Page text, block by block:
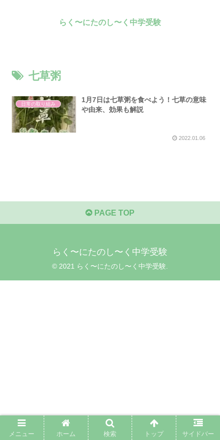
らく〜にたのし〜く中学受験
七草粥
日常の取り組み
1月7日は七草粥を食べよう！七草の意味
や由来、効果も解説
2022.01.06
PAGE TOP
らく〜にたのし〜く中学受験
© 2021 らく〜にたのし〜く中学受験.
メニュー ホーム 検索 トップ サイドバー